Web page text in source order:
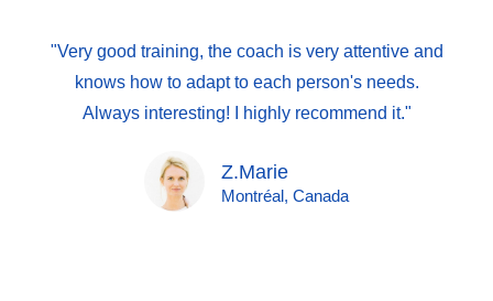
"Very good training, the coach is very attentive and
knows how to adapt to each person's needs.
Always interesting! I highly recommend it."
Z.Marie
Montréal, Canada